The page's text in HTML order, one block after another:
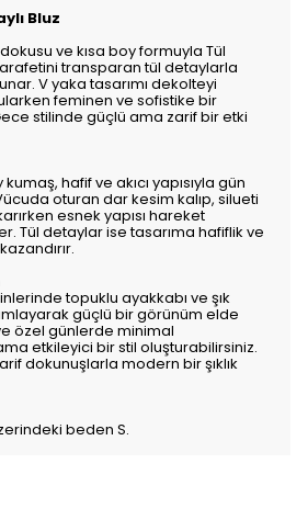
Bluz
ve kısa boy formuyla Tül
transparan tül detaylarla
V yaka tasarımı dekolteyi
feminen ve sofistike bir
stilinde güçlü ama zarif bir etki
hafif ve akıcı yapısıyla gün
oturan dar kesim kalıp, silueti
esnek yapısı hareket
Tül detaylar ise tasarıma hafiflik ve
topuklu ayakkabı ve şık
güçlü bir görünüm elde
özel günlerde minimal
etkileyici bir stil oluşturabilirsiniz.
dokunuşlarla modern bir şıklık
beden S.